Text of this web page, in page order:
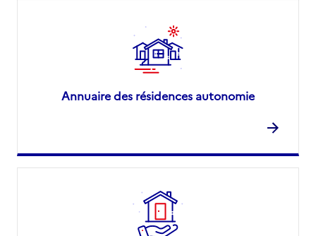
Annuaire des résidences autonomie